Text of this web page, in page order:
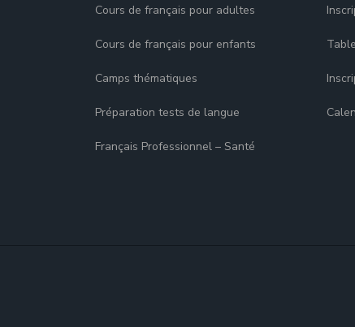
Cours de français pour adultes
Cours de français pour enfants
Camps thématiques
Préparation tests de langue
Français Professionnel – Santé